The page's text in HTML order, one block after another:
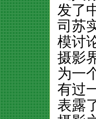
发了
司苏
模讨
摄影
为一
有过
表露